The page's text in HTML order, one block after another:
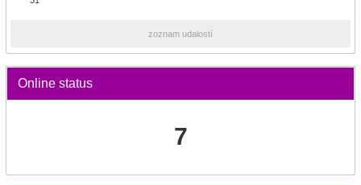
zoznam udalostí
Online status
7